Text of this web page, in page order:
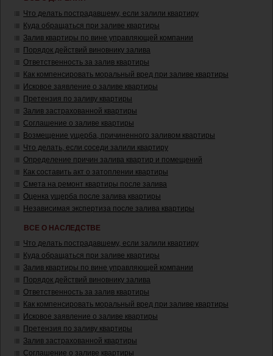
Что делать пострадавшему, если залили квартиру
Куда обращаться при заливе квартиры
Залив квартиры по вине управляющей компании
Порядок действий виновнику залива
Ответственность за залив квартиры
Как компенсировать моральный вред при заливе квартиры
Исковое заявление о заливе квартиры
Претензия по заливу квартиры
Залив застрахованной квартиры
Соглашение о заливе квартиры
Возмещение ущерба, причиненного заливом квартиры
Что делать, если соседи залили квартиру
Определение причин залива квартир и помещений
Как составить акт о затоплении квартиры
Смета на ремонт квартиры после залива
Оценка ущерба после залива квартиры
Независимая экспертиза после залива квартиры
ВСЕ О НАСЛЕДСТВЕ
Что делать пострадавшему, если залили квартиру
Куда обращаться при заливе квартиры
Залив квартиры по вине управляющей компании
Порядок действий виновнику залива
Ответственность за залив квартиры
Как компенсировать моральный вред при заливе квартиры
Исковое заявление о заливе квартиры
Претензия по заливу квартиры
Залив застрахованной квартиры
Соглашение о заливе квартиры